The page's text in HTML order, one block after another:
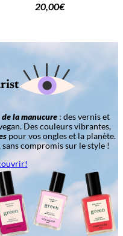
20,00€
la manucure: des vernis et
Des couleurs vibrantes,
pour vos ongles et la planète.
sans compromis sur le style !